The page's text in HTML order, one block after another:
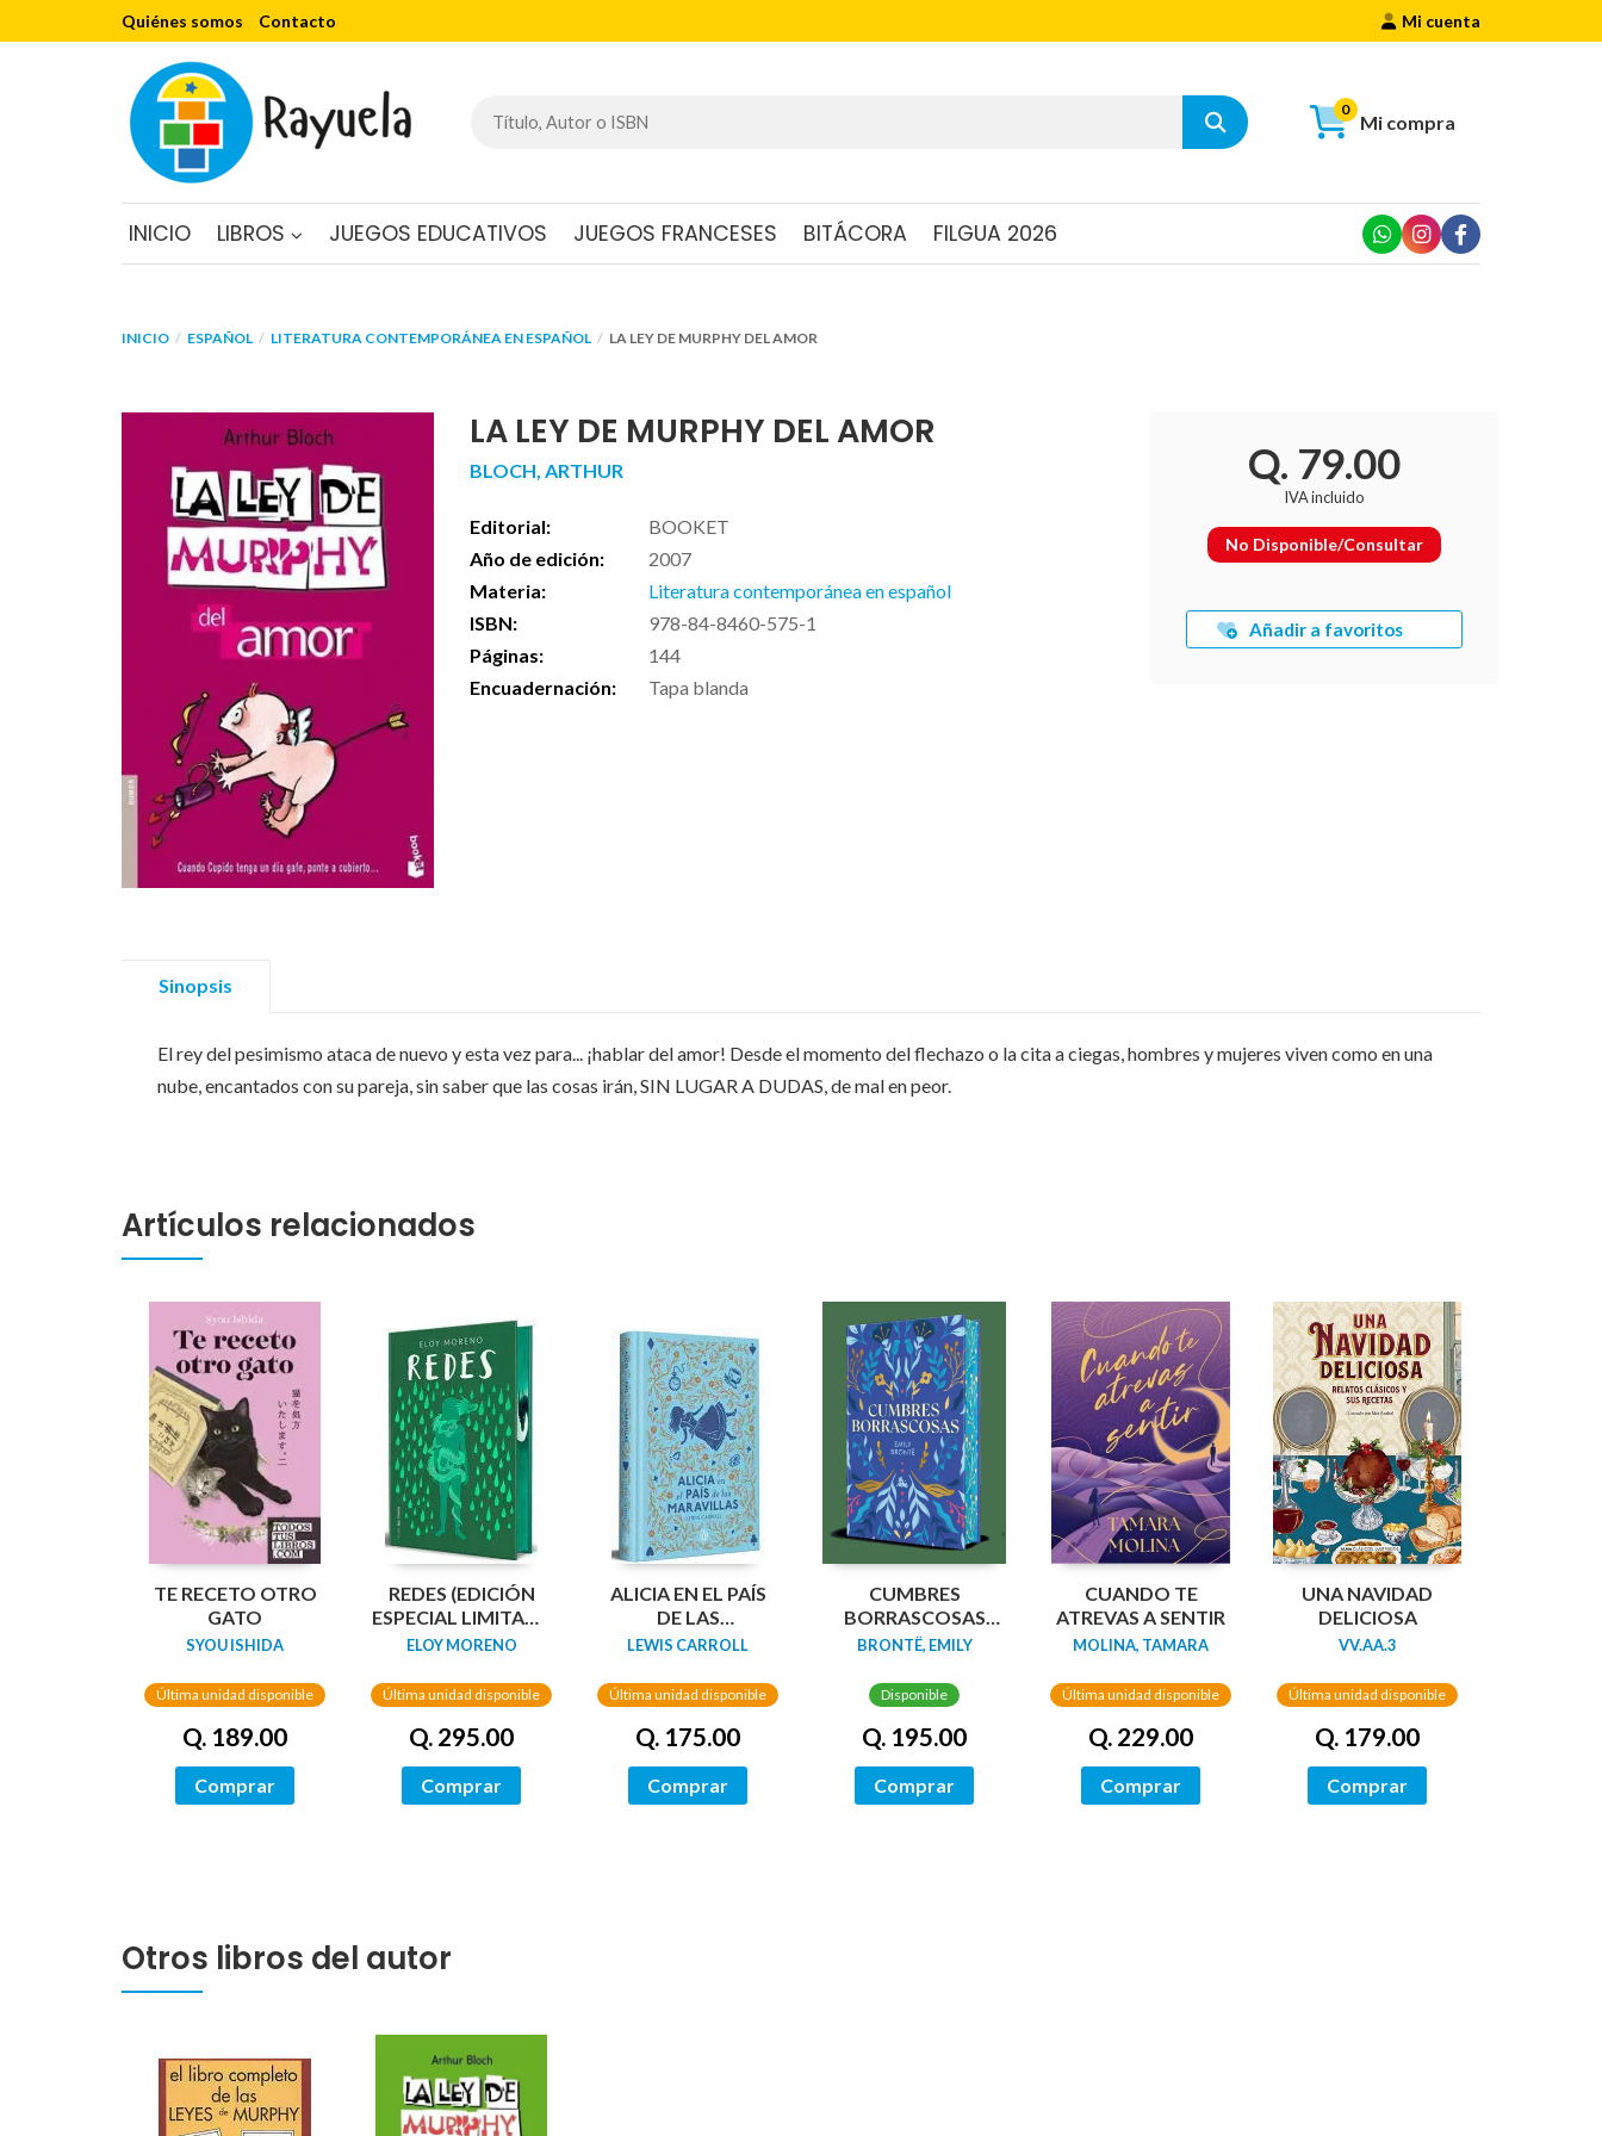
Quiénes somos Contacto Mi cuenta
Mi compra
0
INICIO LIBROS JUEGOS EDUCATIVOS JUEGOS FRANCESES BITÁCORA FILGUA 2026
INICIO ESPAÑOL LITERATURA CONTEMPORÁNEA EN ESPAÑOL LA LEY DE MURPHY DEL AMOR
LA LEY DE MURPHY DEL AMOR
BLOCH, ARTHUR
Editorial:
BOOKET
Año de edición:
2007
Materia:
Literatura contemporánea en español
ISBN:
978-84-8460-575-1
Páginas:
144
Encuadernación:
Tapa blanda
Q. 79.00
IVA incluido
No Disponible/Consultar
Añadir a favoritos
Sinopsis
El rey del pesimismo ataca de nuevo y esta vez para... ¡hablar del amor! Desde el momento del flechazo o la cita a ciegas, hombres y mujeres viven como en una
nube, encantados con su pareja, sin saber que las cosas irán, SIN LUGAR A DUDAS, de mal en peor.
Artículos relacionados
TE RECETO OTRO
GATO
SYOU ISHIDA
Última unidad disponible
Q. 189.00
Comprar
REDES (EDICIÓN
ESPECIAL LIMITADA
GUARDAS
NETWORKS
ELOY MORENO
Última unidad disponible
Q. 295.00
Comprar
ALICIA EN EL PAÍS
DE LAS
MARAVILLAS
CON CANTOS
PINTADOS)
LEWIS CARROLL
Última unidad disponible
Q. 175.00
Comprar
CUMBRES
BORRASCOSAS
(EDICION LIMITADA
TINTADOS)
BRONTË, EMILY
Disponible
Q. 195.00
Comprar
CUANDO TE
ATREVAS A SENTIR
MOLINA, TAMARA
Última unidad disponible
Q. 229.00
Comprar
UNA NAVIDAD
DELICIOSA
VV.AA.3
Última unidad disponible
Q. 179.00
Comprar
Otros libros del autor